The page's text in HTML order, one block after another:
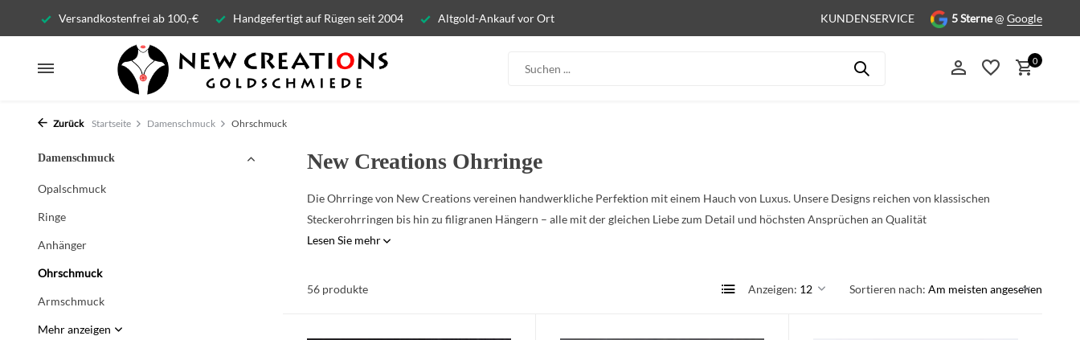
Versandkostenfrei ab 100,-€ Handgefertigt auf Rügen seit 2004 Altgold-Ankauf vor Ort KUNDENSERVICE 5 Sterne@ Google
0
Zurück Startseite Damenschmuck Ohrschmuck
Damenschmuck
Opalschmuck
Ringe
Anhänger
Ohrschmuck
Armschmuck
Mehr anzeigen
New Creations Ohrringe
Die Ohrringe von New Creations vereinen handwerkliche Perfektion mit einem Hauch von Luxus. Unsere Designs reichen von klassischen
Steckerohrringen bis hin zu filigranen Hängern – alle mit der gleichen Liebe zum Detail und höchsten Ansprüchen an Qualität
Lesen Sie mehr
56 produkte Anzeigen: Sortieren nach: